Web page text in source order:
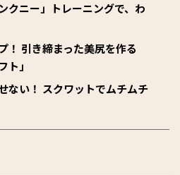
クニー」トレーニングで、わ
！ 引き締まった美尻を作る
ト」
ない！ スクワットでムチムチ